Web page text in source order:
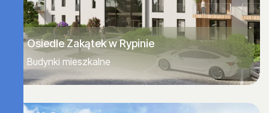
Osiedle Zakątek w Rypinie
Budynki mieszkalne